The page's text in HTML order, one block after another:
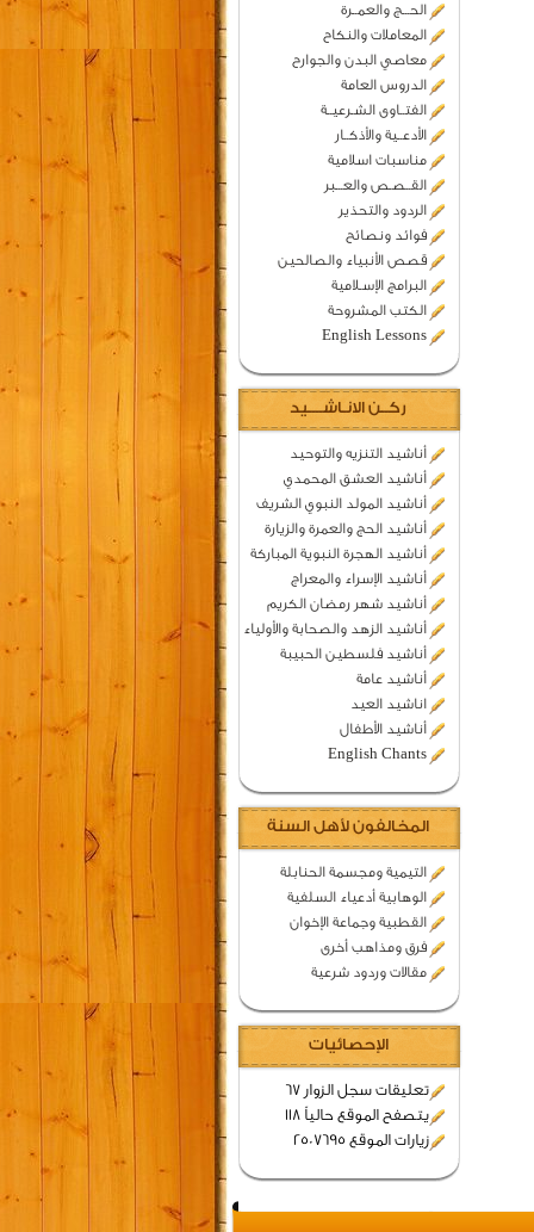
الحـــج والعمــرة
المعاملات والنكاح
معاصي البدن والجوارح
الدروس العامة
الفتــاوى الشـرعيــة
الأدعــية والأذكــار
مناسبات اسلامية
القــصـص والعـــبر
الردود والتحذير
فوائد ونصائح
قصص الأنبياء والصالحين
البرامج الإسـلامية
الكتب المشروحة
English Lessons
ركــن الانـاشــــيد
أناشيد التنزيه والتوحيد
أناشيد العشق المحمدي
أناشيد المولد النبوي الشريف
أناشيد الحج والعمرة والزيارة
أناشيد الهجرة النبوية المباركة
أناشيد الإسراء والمعراج
أناشيد شهر رمضان الكريم
أناشيد الزهد والصحابة والأولياء
أناشيد فلسطين الحبيبة
أناشيد عامة
اناشيد العيد
أناشيد الأطفال
English Chants
المخالفون لأهل السنة
التيمية ومجسمة الحنابلة
الوهابية أدعياء السلفية
القطبية وجماعة الإخوان
فرق ومذاهب أخرى
مقالات وردود شرعية
الإحصائيات
تعليقات سجل الزوار 67
يتصفح الموقع حالياً 118
زيارات الموقع 2507695